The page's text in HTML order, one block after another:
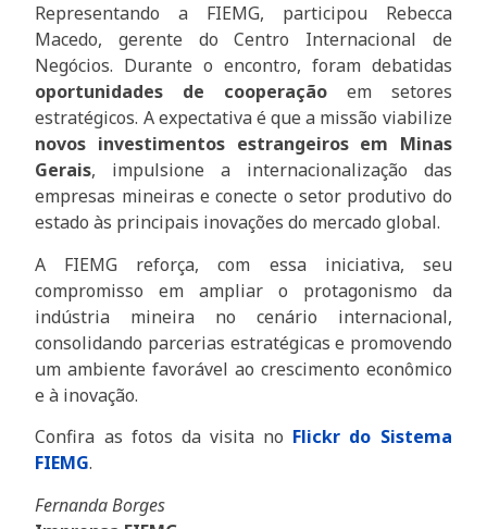
Representando a FIEMG, participou Rebecca
Macedo, gerente do Centro Internacional de
Negócios. Durante o encontro, foram debatidas
oportunidades de cooperação em setores
estratégicos. A expectativa é que a missão viabilize
novos investimentos estrangeiros em Minas
Gerais, impulsione a internacionalização das
empresas mineiras e conecte o setor produtivo do
estado às principais inovações do mercado global.
A FIEMG reforça, com essa iniciativa, seu
compromisso em ampliar o protagonismo da
indústria mineira no cenário internacional,
consolidando parcerias estratégicas e promovendo
um ambiente favorável ao crescimento econômico
e à inovação.
Confira as fotos da visita no Flickr do Sistema
FIEMG.
Fernanda Borges